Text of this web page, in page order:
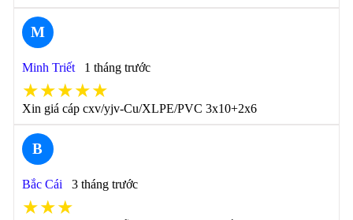
M
Minh Triết 1 tháng trước
★★★★★
Xin giá cáp cxv/yjv-Cu/XLPE/PVC 3x10+2x6
B
Bắc Cái 3 tháng trước
★★★